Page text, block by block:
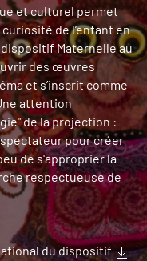
et culturel permet
de l’enfant en
dispositif Maternelle au
des œuvres
et s’inscrit comme
attention
de la projection :
pour créer
de s'approprier la
respectueuse de
du dispositif